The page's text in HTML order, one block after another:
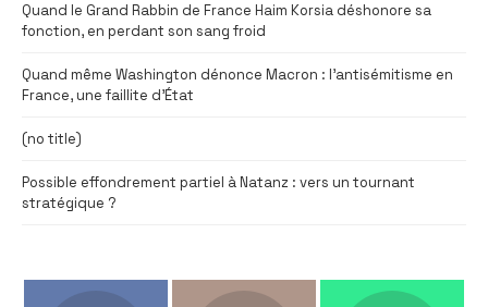
Quand le Grand Rabbin de France Haim Korsia déshonore sa
fonction, en perdant son sang froid
Quand même Washington dénonce Macron : l’antisémitisme en
France, une faillite d’État
(no title)
Possible effondrement partiel à Natanz : vers un tournant
stratégique ?